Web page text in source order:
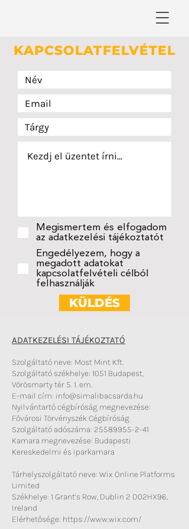
KAPCSOLATFELVÉTEL
Megismertem és elfogadom
az adatkezelési tájékoztatót
Engedélyezem, hogy a
megadott adatokat
kapcsolatfelvételi célból
felhasználják
KÜLDÉS
ADATKEZELÉSI TÁJÉKOZTATÓ
Szolgáltató neve: Most Mint Kft.
Szolgáltató székhelye: 1051 Budapest,
Vörösmarty tér 5. 1. em.
E-mail cím: info@simalibacsarda.hu
Nyilvántartó cégbíróság megnevezése:
Fővárosi Törvényszék Cégbíróság
Szolgáltató adószáma: 25589955-2-41
Kamara megnevezése: Budapesti
Kereskedelmi és iparkamara
Tárhelyszolgáltató neve: Wix Online Platforms
Limited
Székhelye: 1 Grant’s Row, Dublin 2 D02HX96,
Ireland
Elérhetősége: https://www.wix.com/